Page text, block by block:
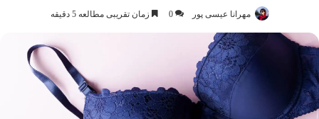
مهرانا عیسی پور 0 زمان تقریبی مطالعه 5 دقیقه